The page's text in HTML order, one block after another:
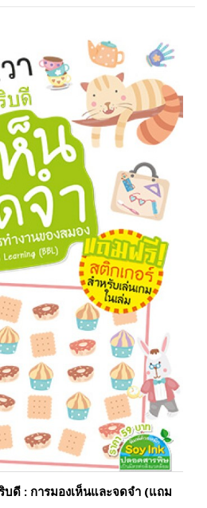
ดี : การมองเห็นและจดจำ (แถม